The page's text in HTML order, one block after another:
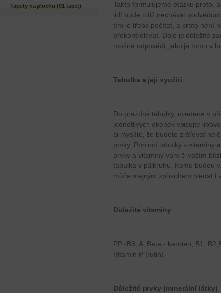
Tapety na plochu (91 tapet)
Takto formulujeme otázku proto,
lidí bude totiž nechávat
tím je třeba počítat, a proto není
překontrolovat. Dále je důležité
možné odpovědi, jako je tomu v
Tabulka a její využití
Do prázdné tabulky, uvedené v
jednotlivých okének vpisujte
si myslíte, že budete zjišťovat
prvky. Pomocí tabulky s vitaminy
prvky a vitaminy vám či vaším
tabulka v půlkruhu. Komu budou
může stejným způsobem hledat i
Důležité vitaminy
PP -B3, A, Beta - karoten, B1,
Vitamin P (rutin)
Důležité prvky (minerální látky)